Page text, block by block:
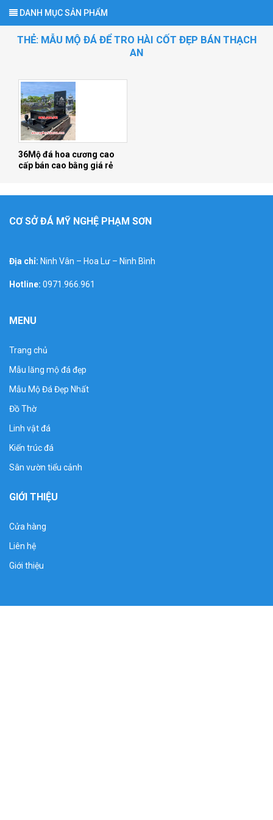
DANH MỤC SẢN PHẨM
THẺ: MẪU MỘ ĐÁ ĐỂ TRO HÀI CỐT ĐẸP BÁN THẠCH
AN
36Mộ đá hoa cương cao
cấp bán cao bằng giá rẻ
CƠ SỞ ĐÁ MỸ NGHỆ PHẠM SƠN
Địa chỉ: Ninh Vân – Hoa Lư – Ninh Bình
Hotline: 0971.966.961
MENU
Trang chủ
Mẫu lăng mộ đá đẹp
Mẫu Mộ Đá Đẹp Nhất
Đồ Thờ
Linh vật đá
Kiến trúc đá
Sân vườn tiểu cảnh
GIỚI THIỆU
Cửa hàng
Liên hệ
Giới thiệu